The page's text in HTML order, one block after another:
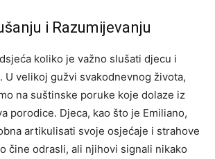
i Razumijevanju
koliko je važno slušati djecu i
U velikoj gužvi svakodnevnog života,
na suštinske poruke koje dolaze iz
porodice. Djeca, kao što je Emiliano,
artikulisati svoje osjećaje i strahove
čine odrasli, ali njihovi signali nikako